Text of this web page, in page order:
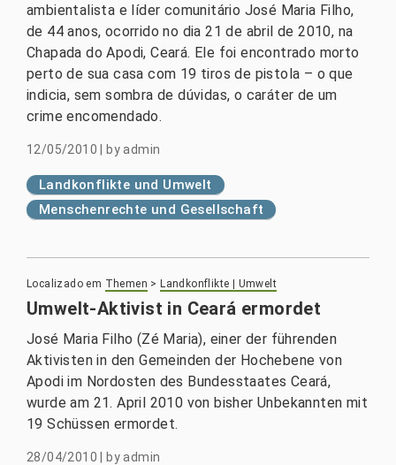
ambientalista e líder comunitário José Maria Filho,
de 44 anos, ocorrido no dia 21 de abril de 2010, na
Chapada do Apodi, Ceará. Ele foi encontrado morto
perto de sua casa com 19 tiros de pistola – o que
indicia, sem sombra de dúvidas, o caráter de um
crime encomendado.
12/05/2010 byadmin
Landkonflikte und Umwelt
Menschenrechte und Gesellschaft
Localizado em Themen > Landkonflikte | Umwelt
Umwelt-Aktivist in Ceará ermordet
José Maria Filho (Zé Maria), einer der führenden
Aktivisten in den Gemeinden der Hochebene von
Apodi im Nordosten des Bundesstaates Ceará,
wurde am 21. April 2010 von bisher Unbekannten mit
19 Schüssen ermordet.
28/04/2010 byadmin